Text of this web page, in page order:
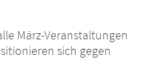
März-Veranstaltungen
sich gegen